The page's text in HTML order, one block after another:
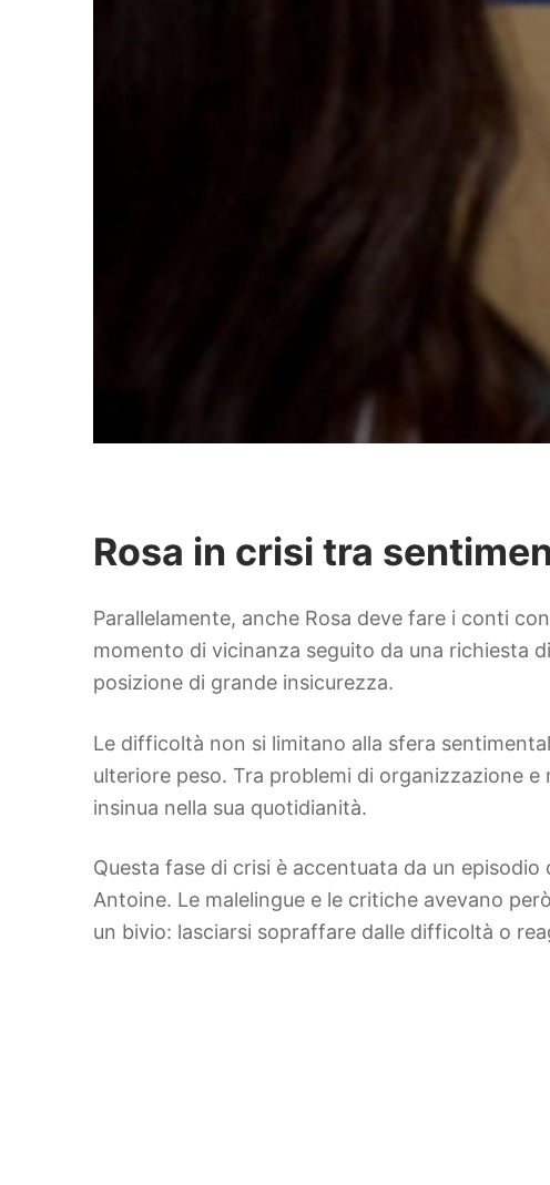
Rosa in crisi tra
Parallelamente, anche Rosa deve fare i conti
momento di vicinanza seguito da una richiesta
posizione di grande insicurezza.
Le difficoltà non si limitano alla sfera
ulteriore peso. Tra problemi di organizzazione
insinua nella sua quotidianità.
Questa fase di crisi è accentuata da un
Antoine. Le malelingue e le critiche avevano
un bivio: lasciarsi sopraffare dalle difficoltà o